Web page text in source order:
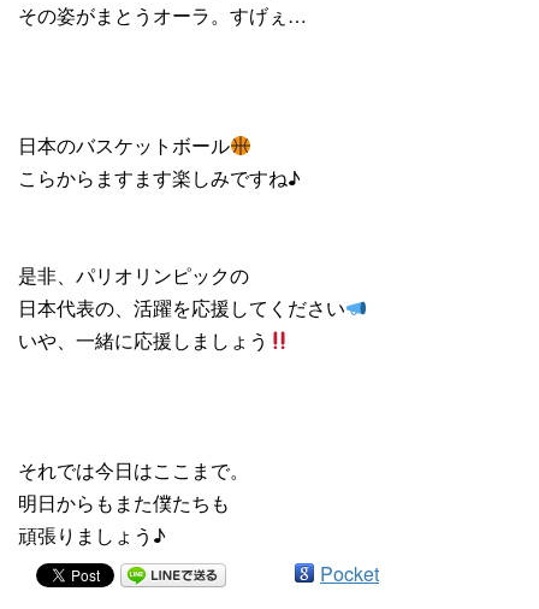
その姿がまとうオーラ。すげぇ…
日本のバスケットボール
こらからますます楽しみですね♪
是非、パリオリンピックの
日本代表の、活躍を応援してください
いや、一緒に応援しましょう
それでは今日はここまで。
明日からもまた僕たちも
頑張りましょう♪
Pocket